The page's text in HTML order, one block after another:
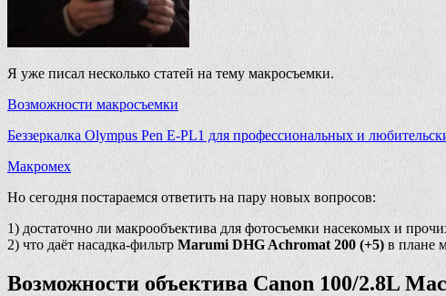
Я уже писал несколько статей на тему макросъемки.
Возможности макросъемки
Беззеркалка Olympus Pen E-PL1 для профессиональных и
Макромех
Но сегодня постараемся ответить на пару новых вопросов:
1) достаточно ли макрообъектива для фотосъемки насекомых и
2) что даёт насадка-фильтр Marumi DHG Achromat 200 (+5) в плане
Возможности объектива Canon 100/2.8L